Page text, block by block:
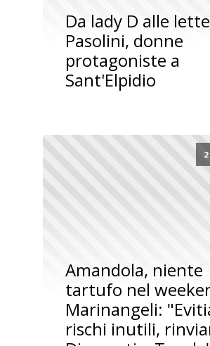
Da lady D alle
Pasolini, donne
protagoniste a
Sant'Elpidio
Amandola, niente
tartufo nel
Marinangeli:
rischi inutili,